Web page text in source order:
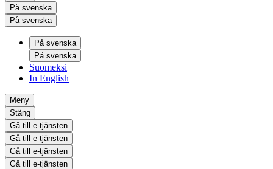
På svenska
På svenska
På svenska
På svenska
Suomeksi
In English
Meny
Stäng
Gå till e-tjänsten
Gå till e-tjänsten
Gå till e-tjänsten
Gå till e-tjänsten